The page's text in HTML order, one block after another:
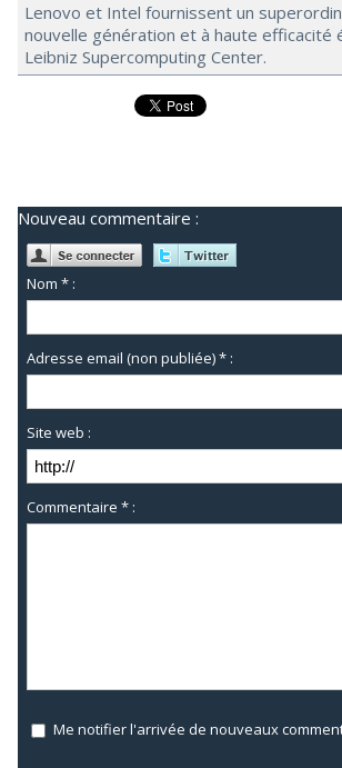
Lenovo et Intel fournissent un
nouvelle génération et à haute efficacité
Leibniz Supercomputing Center.
Nouveau commentaire :
Nom * :
Adresse email (non publiée) * :
Site web :
Commentaire * :
Me notifier l'arrivée de nouveaux